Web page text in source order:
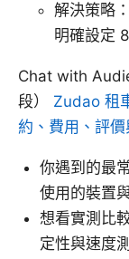
解決策略
明確設定
Chat with
段） Zudao 租
約、費用、評
你遇到的最
使用的裝置
想看實測比
定性與速度